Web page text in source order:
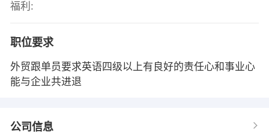
福利:
职位要求
外贸跟单员要求英语四级以上有良好的责任心和事业心
能与企业共进退
公司信息